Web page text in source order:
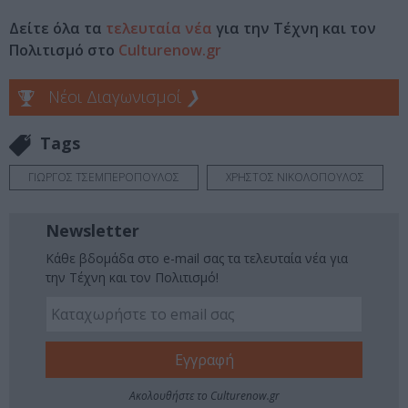
Δείτε όλα τα τελευταία νέα για την Τέχνη και τον
Πολιτισμό στο Culturenow.gr
Νέοι Διαγωνισμοί ❯
Tags
ΓΙΩΡΓΟΣ ΤΣΕΜΠΕΡΟΠΟΥΛΟΣ ΧΡΗΣΤΟΣ ΝΙΚΟΛΟΠΟΥΛΟΣ
Newsletter
Κάθε βδομάδα στο e-mail σας τα τελευταία νέα για
την Τέχνη και τον Πολιτισμό!
Ακολουθήστε το Culturenow.gr